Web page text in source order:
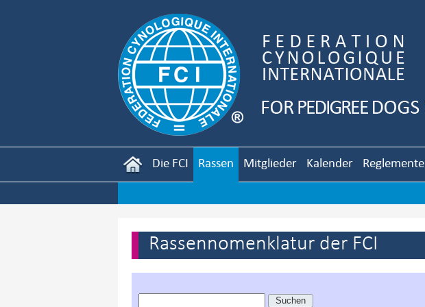
Die FCI Rassen Mitglieder Kalender Reglemente
Rassennomenklatur der FCI